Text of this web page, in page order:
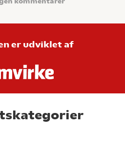
er udviklet af